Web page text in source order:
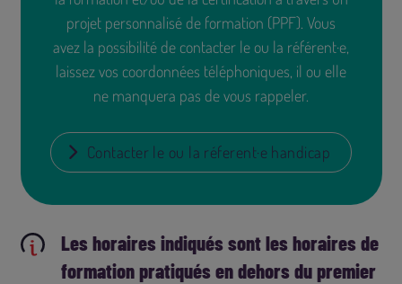
projet personnalisé de formation (PPF). Vous
avez la possibilité de contacter le ou la référent·e,
laissez vos coordonnées téléphoniques, il ou elle
ne manquera pas de vous rappeler.
Contacter le ou la réferent·e handicap
Les horaires indiqués sont les horaires de
formation pratiqués en dehors du premier